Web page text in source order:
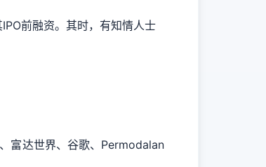
前融资。其时，有知情人士
富达世界、谷歌、Permodalan